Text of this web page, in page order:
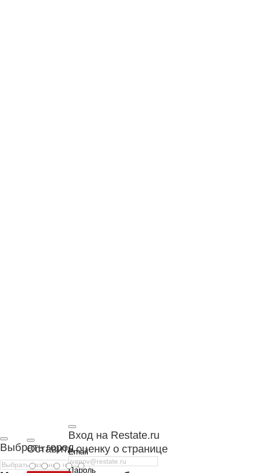
Выбрать город
Вход на Restate.ru
Email
Пароль
Оставить оценку о странице